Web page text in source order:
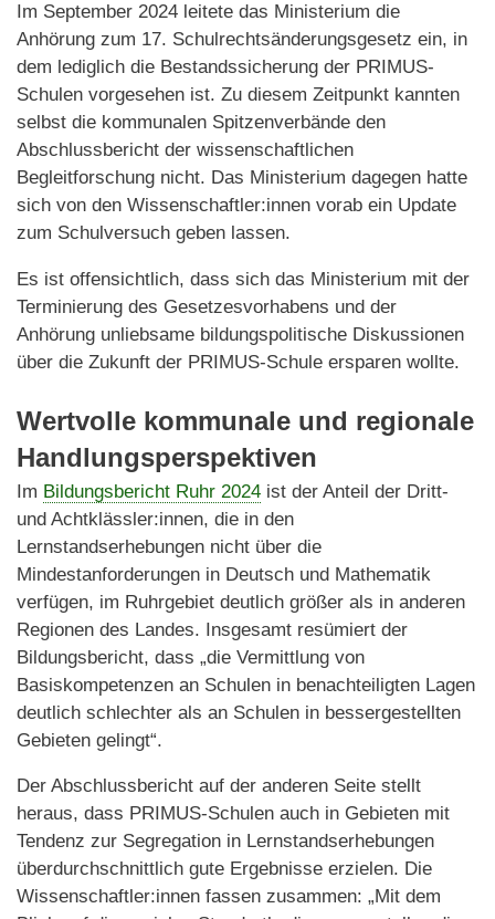
Im September 2024 leitete das Ministerium die
Anhörung zum 17. Schulrechtsänderungsgesetz ein, in
dem lediglich die Bestandssicherung der PRIMUS-
Schulen vorgesehen ist. Zu diesem Zeitpunkt kannten
selbst die kommunalen Spitzenverbände den
Abschlussbericht der wissenschaftlichen
Begleitforschung nicht. Das Ministerium dagegen hatte
sich von den Wissenschaftler:innen vorab ein Update
zum Schulversuch geben lassen.
Es ist offensichtlich, dass sich das Ministerium mit der
Terminierung des Gesetzesvorhabens und der
Anhörung unliebsame bildungspolitische Diskussionen
über die Zukunft der PRIMUS-Schule ersparen wollte.
Wertvolle kommunale und regionale
Handlungsperspektiven
Im Bildungsbericht Ruhr 2024 ist der Anteil der Dritt-
und Achtklässler:innen, die in den
Lernstandserhebungen nicht über die
Mindestanforderungen in Deutsch und Mathematik
verfügen, im Ruhrgebiet deutlich größer als in anderen
Regionen des Landes. Insgesamt resümiert der
Bildungsbericht, dass „die Vermittlung von
Basiskompetenzen an Schulen in benachteiligten Lagen
deutlich schlechter als an Schulen in bessergestellten
Gebieten gelingt“.
Der Abschlussbericht auf der anderen Seite stellt
heraus, dass PRIMUS-Schulen auch in Gebieten mit
Tendenz zur Segregation in Lernstandserhebungen
überdurchschnittlich gute Ergebnisse erzielen. Die
Wissenschaftler:innen fassen zusammen: „Mit dem